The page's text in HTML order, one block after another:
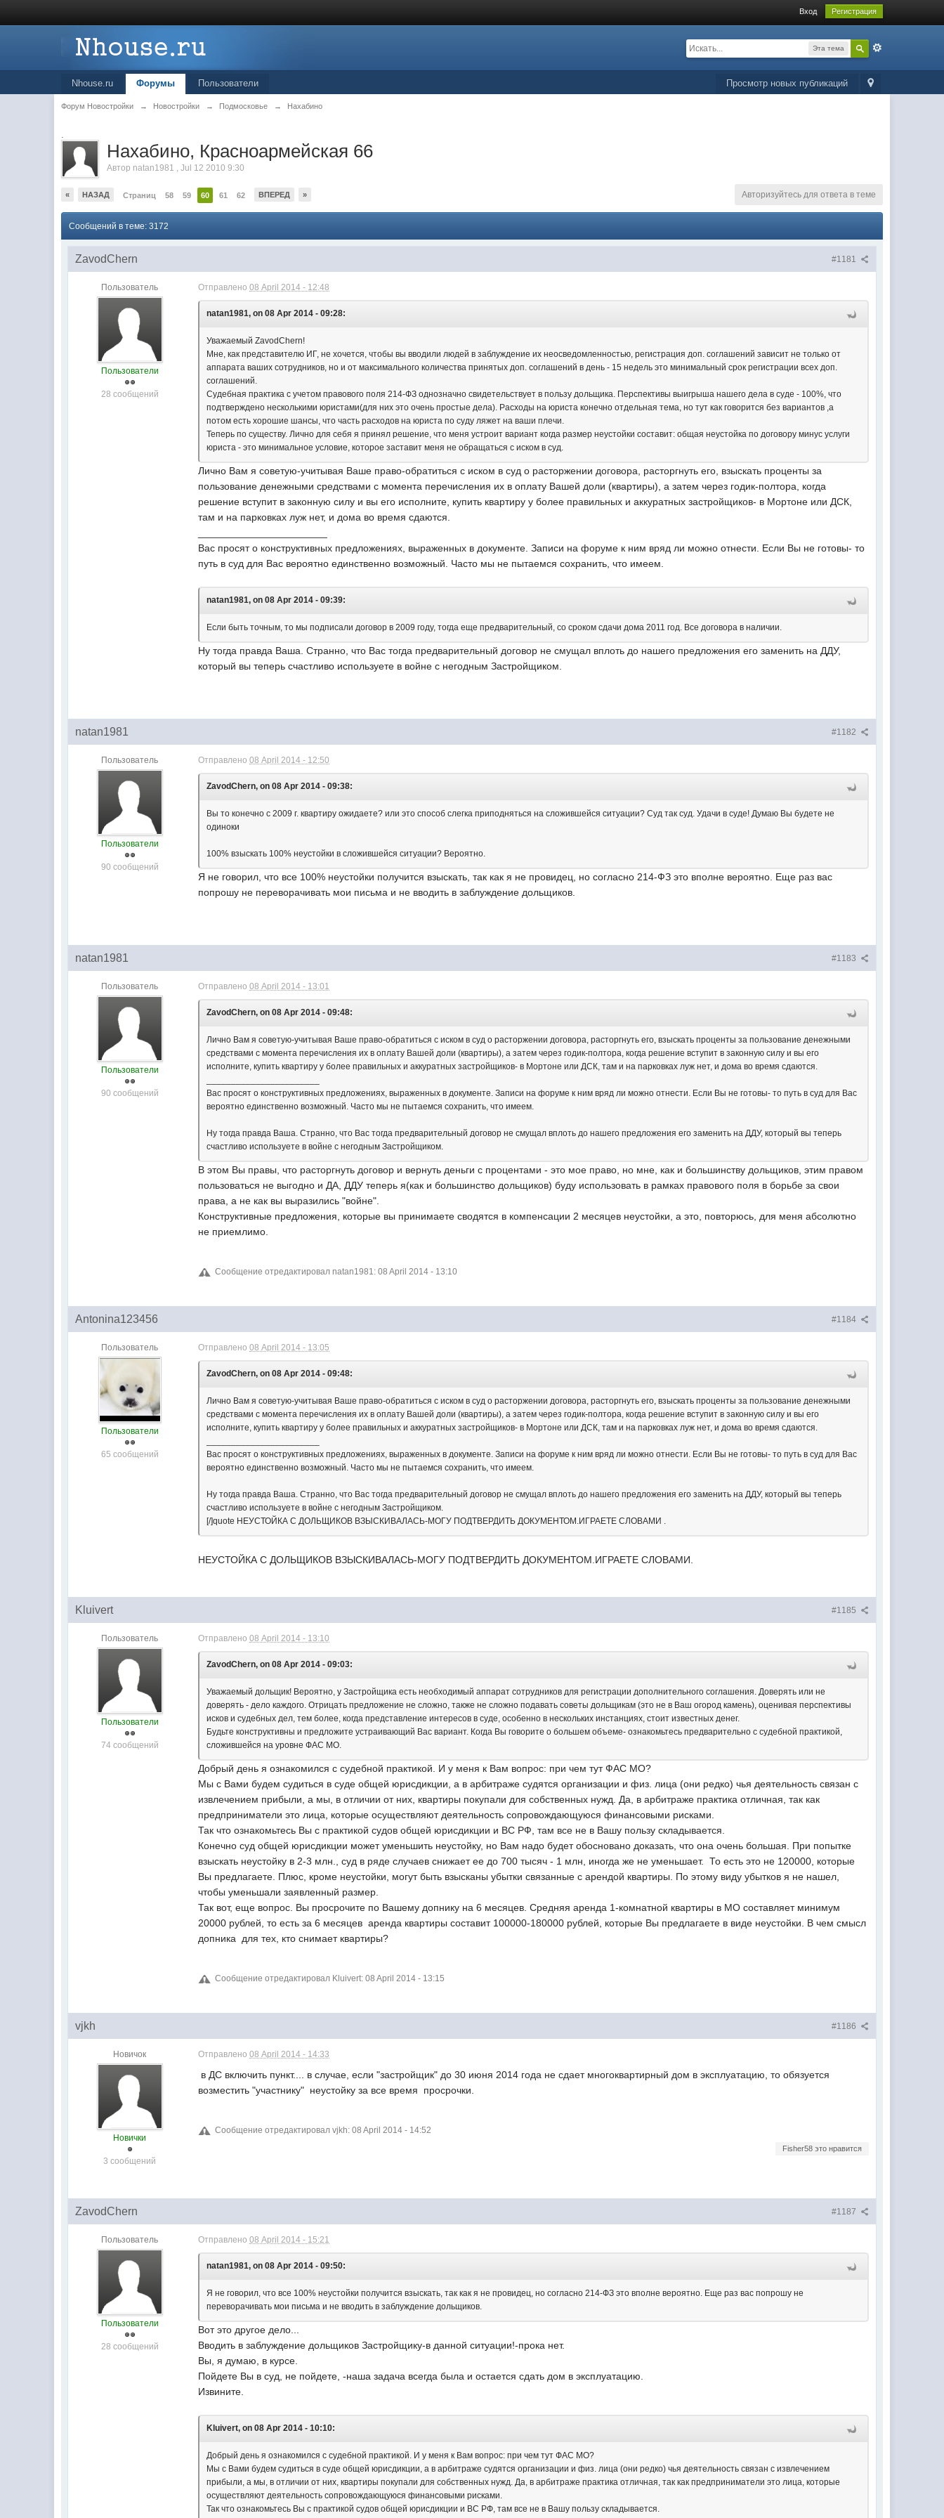
Вход Регистрация
Эта тема
Просмотр новых публикаций
Nhouse.ru Форумы Пользователи
Форум Новостройки → Новостройки → Подмосковье → Нахабино
.
Нахабино, Красноармейская 66
Автор natan1981 ,Jul 12 2010 9:30
« НАЗАД Страниц 58 59 60 61 62 ВПЕРЕД » Авторизуйтесь для ответа в теме
Сообщений в теме: 3172
#1181
ZavodChern
Пользователь
Пользователи
28 сообщений
Отправлено08 April 2014 - 12:48
natan1981, on 08 Apr 2014 - 09:28:
Уважаемый ZavodChern!
Мне, как представителю ИГ, не хочется, чтобы вы вводили людей в заблуждение их неосведомленностью, регистрация доп. соглашений зависит не только от
аппарата ваших сотрудников, но и от максимального количества принятых доп. соглашений в день - 15 недель это минимальный срок регистрации всех доп.
соглашений.
Судебная практика с учетом правового поля 214-ФЗ однозначно свидетельствует в пользу дольщика. Перспективы выигрыша нашего дела в суде - 100%, что
подтверждено несколькими юристами(для них это очень простые дела). Расходы на юриста конечно отдельная тема, но тут как говорится без вариантов ,а
потом есть хорошие шансы, что часть расходов на юриста по суду ляжет на ваши плечи.
Теперь по существу. Лично для себя я принял решение, что меня устроит вариант когда размер неустойки составит: общая неустойка по договору минус услуги
юриста - это минимальное условие, которое заставит меня не обращаться с иском в суд.
Лично Вам я советую-учитывая Ваше право-обратиться с иском в суд о расторжении договора, расторгнуть его, взыскать проценты за
пользование денежными средствами с момента перечисления их в оплату Вашей доли (квартиры), а затем через годик-полтора, когда
решение вступит в законную силу и вы его исполните, купить квартиру у более правильных и аккуратных застройщиков- в Мортоне или ДСК,
там и на парковках луж нет, и дома во время сдаются.
Вас просят о конструктивных предложениях, выраженных в документе. Записи на форуме к ним вряд ли можно отнести. Если Вы не готовы- то
путь в суд для Вас вероятно единственно возможный. Часто мы не пытаемся сохранить, что имеем.
natan1981, on 08 Apr 2014 - 09:39:
Если быть точным, то мы подписали договор в 2009 году, тогда еще предварительный, со сроком сдачи дома 2011 год. Все договора в наличии.
Ну тогда правда Ваша. Странно, что Вас тогда предварительный договор не смущал вплоть до нашего предложения его заменить на ДДУ,
который вы теперь счастливо используете в войне с негодным Застройщиком.
#1182
natan1981
Пользователь
Пользователи
90 сообщений
Отправлено08 April 2014 - 12:50
ZavodChern, on 08 Apr 2014 - 09:38:
Вы то конечно с 2009 г. квартиру ожидаете? или это способ слегка приподняться на сложившейся ситуации? Суд так суд. Удачи в суде! Думаю Вы будете не
одиноки
100% взыскать 100% неустойки в сложившейся ситуации? Вероятно.
Я не говорил, что все 100% неустойки получится взыскать, так как я не провидец, но согласно 214-ФЗ это вполне вероятно. Еще раз вас
попрошу не переворачивать мои письма и не вводить в заблуждение дольщиков.
#1183
natan1981
Пользователь
Пользователи
90 сообщений
Отправлено08 April 2014 - 13:01
ZavodChern, on 08 Apr 2014 - 09:48:
Лично Вам я советую-учитывая Ваше право-обратиться с иском в суд о расторжении договора, расторгнуть его, взыскать проценты за пользование денежными
средствами с момента перечисления их в оплату Вашей доли (квартиры), а затем через годик-полтора, когда решение вступит в законную силу и вы его
исполните, купить квартиру у более правильных и аккуратных застройщиков- в Мортоне или ДСК, там и на парковках луж нет, и дома во время сдаются.
Вас просят о конструктивных предложениях, выраженных в документе. Записи на форуме к ним вряд ли можно отнести. Если Вы не готовы- то путь в суд для Вас
вероятно единственно возможный. Часто мы не пытаемся сохранить, что имеем.
Ну тогда правда Ваша. Странно, что Вас тогда предварительный договор не смущал вплоть до нашего предложения его заменить на ДДУ, который вы теперь
счастливо используете в войне с негодным Застройщиком.
В этом Вы правы, что расторгнуть договор и вернуть деньги с процентами - это мое право, но мне, как и большинству дольщиков, этим правом
пользоваться не выгодно и ДА, ДДУ теперь я(как и большинство дольщиков) буду использовать в рамках правового поля в борьбе за свои
права, а не как вы выразились "войне".
Конструктивные предложения, которые вы принимаете сводятся в компенсации 2 месяцев неустойки, а это, повторюсь, для меня абсолютно
не приемлимо.
Сообщение отредактировал natan1981: 08 April 2014 - 13:10
#1184
Antonina123456
Пользователь
Пользователи
65 сообщений
Отправлено08 April 2014 - 13:05
ZavodChern, on 08 Apr 2014 - 09:48:
Лично Вам я советую-учитывая Ваше право-обратиться с иском в суд о расторжении договора, расторгнуть его, взыскать проценты за пользование денежными
средствами с момента перечисления их в оплату Вашей доли (квартиры), а затем через годик-полтора, когда решение вступит в законную силу и вы его
исполните, купить квартиру у более правильных и аккуратных застройщиков- в Мортоне или ДСК, там и на парковках луж нет, и дома во время сдаются.
Вас просят о конструктивных предложениях, выраженных в документе. Записи на форуме к ним вряд ли можно отнести. Если Вы не готовы- то путь в суд для Вас
вероятно единственно возможный. Часто мы не пытаемся сохранить, что имеем.
Ну тогда правда Ваша. Странно, что Вас тогда предварительный договор не смущал вплоть до нашего предложения его заменить на ДДУ, который вы теперь
счастливо используете в войне с негодным Застройщиком.
[/]quote НЕУСТОЙКА С ДОЛЬЩИКОВ ВЗЫСКИВАЛАСЬ-МОГУ ПОДТВЕРДИТЬ ДОКУМЕНТОМ.ИГРАЕТЕ СЛОВАМИ .
НЕУСТОЙКА С ДОЛЬЩИКОВ ВЗЫСКИВАЛАСЬ-МОГУ ПОДТВЕРДИТЬ ДОКУМЕНТОМ.ИГРАЕТЕ СЛОВАМИ.
#1185
Kluivert
Пользователь
Пользователи
74 сообщений
Отправлено08 April 2014 - 13:10
ZavodChern, on 08 Apr 2014 - 09:03:
Уважаемый дольщик! Вероятно, у Застройщика есть необходимый аппарат сотрудников для регистрации дополнительного соглашения. Доверять или не
доверять - дело каждого. Отрицать предложение не сложно, также не сложно подавать советы дольщикам (это не в Ваш огород камень), оценивая перспективы
исков и судебных дел, тем более, когда представление интересов в суде, особенно в нескольких инстанциях, стоит известных денег.
Будьте конструктивны и предложите устраивающий Вас вариант. Когда Вы говорите о большем объеме- ознакомьтесь предварительно с судебной практикой,
сложившейся на уровне ФАС МО.
Добрый день я ознакомился с судебной практикой. И у меня к Вам вопрос: при чем тут ФАС МО?
Мы с Вами будем судиться в суде общей юрисдикции, а в арбитраже судятся организации и физ. лица (они редко) чья деятельность связан с
извлечением прибыли, а мы, в отличии от них, квартиры покупали для собственных нужд. Да, в арбитраже практика отличная, так как
предприниматели это лица, которые осуществляют деятельность сопровождающуюся финансовыми рисками.
Так что ознакомьтесь Вы с практикой судов общей юрисдикции и ВС РФ, там все не в Вашу пользу складывается.
Конечно суд общей юрисдикции может уменьшить неустойку, но Вам надо будет обосновано доказать, что она очень большая. При попытке
взыскать неустойку в 2-3 млн., суд в ряде случаев снижает ее до 700 тысяч - 1 млн, иногда же не уменьшает. То есть это не 120000, которые
Вы предлагаете. Плюс, кроме неустойки, могут быть взысканы убытки связанные с арендой квартиры. По этому виду убытков я не нашел,
чтобы уменьшали заявленный размер.
Так вот, еще вопрос. Вы просрочите по Вашему допнику на 6 месяцев. Средняя аренда 1-комнатной квартиры в МО составляет минимум
20000 рублей, то есть за 6 месяцев аренда квартиры составит 100000-180000 рублей, которые Вы предлагаете в виде неустойки. В чем смысл
допника для тех, кто снимает квартиры?
Сообщение отредактировал Kluivert: 08 April 2014 - 13:15
#1186
vjkh
Новичок
Новички
3 сообщений
Отправлено08 April 2014 - 14:33
в ДС включить пункт.... в случае, если "застройщик" до 30 июня 2014 года не сдает многоквартирный дом в эксплуатацию, то обязуется
возместить "участнику" неустойку за все время просрочки.
Сообщение отредактировал vjkh: 08 April 2014 - 14:52
Fisher58 это нравится
#1187
ZavodChern
Пользователь
Пользователи
28 сообщений
Отправлено08 April 2014 - 15:21
natan1981, on 08 Apr 2014 - 09:50:
Я не говорил, что все 100% неустойки получится взыскать, так как я не провидец, но согласно 214-ФЗ это вполне вероятно. Еще раз вас попрошу не
переворачивать мои письма и не вводить в заблуждение дольщиков.
Вот это другое дело...
Вводить в заблуждение дольщиков Застройщику-в данной ситуации!-прока нет.
Вы, я думаю, в курсе.
Пойдете Вы в суд, не пойдете, -наша задача всегда была и остается сдать дом в эксплуатацию.
Извините.
Kluivert, on 08 Apr 2014 - 10:10:
Добрый день я ознакомился с судебной практикой. И у меня к Вам вопрос: при чем тут ФАС МО?
Мы с Вами будем судиться в суде общей юрисдикции, а в арбитраже судятся организации и физ. лица (они редко) чья деятельность связан с извлечением
прибыли, а мы, в отличии от них, квартиры покупали для собственных нужд. Да, в арбитраже практика отличная, так как предприниматели это лица, которые
осуществляют деятельность сопровождающуюся финансовыми рисками.
Так что ознакомьтесь Вы с практикой судов общей юрисдикции и ВС РФ, там все не в Вашу пользу складывается.